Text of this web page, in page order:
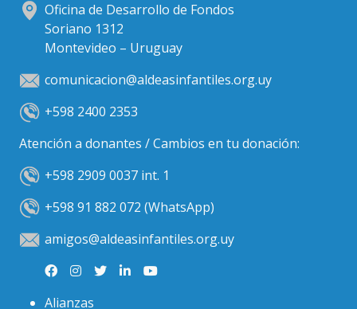
Oficina de Desarrollo de Fondos
Soriano 1312
Montevideo – Uruguay
comunicacion@aldeasinfantiles.org.uy
+598 2400 2353
Atención a donantes / Cambios en tu donación:
+598 2909 0037 int. 1
+598 91 882 072 (WhatsApp)
amigos@aldeasinfantiles.org.uy
Alianzas